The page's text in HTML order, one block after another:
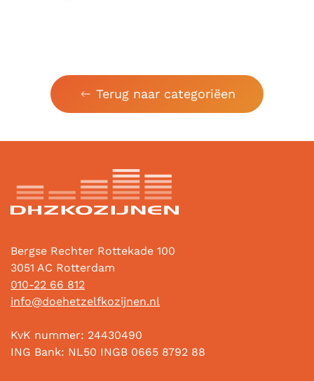
Terug naar categoriëen
Bergse Rechter Rottekade 100
3051 AC Rotterdam
010-22 66 812
info@doehetzelfkozijnen.nl
KvK nummer: 24430490
ING Bank: NL50 INGB 0665 8792 88